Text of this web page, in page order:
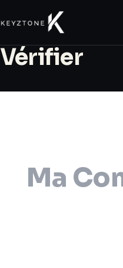
Vérifier
Ma